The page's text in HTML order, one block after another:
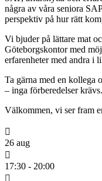
några av våra seniora
perspektiv på hur rätt
Vi bjuder på lättare mat
Göteborgskontor med
erfarenheter med andra i
Ta gärna med en kollega
– inga förberedelser krävs.
Välkommen, vi ser fram
26 aug
17:30 - 20:00